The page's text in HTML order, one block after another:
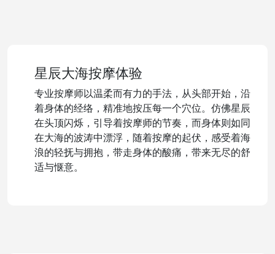
星辰大海按摩体验
专业按摩师以温柔而有力的手法，从头部开始，沿
着身体的经络，精准地按压每一个穴位。仿佛星辰
在头顶闪烁，引导着按摩师的节奏，而身体则如同
在大海的波涛中漂浮，随着按摩的起伏，感受着海
浪的轻抚与拥抱，带走身体的酸痛，带来无尽的舒
适与惬意。